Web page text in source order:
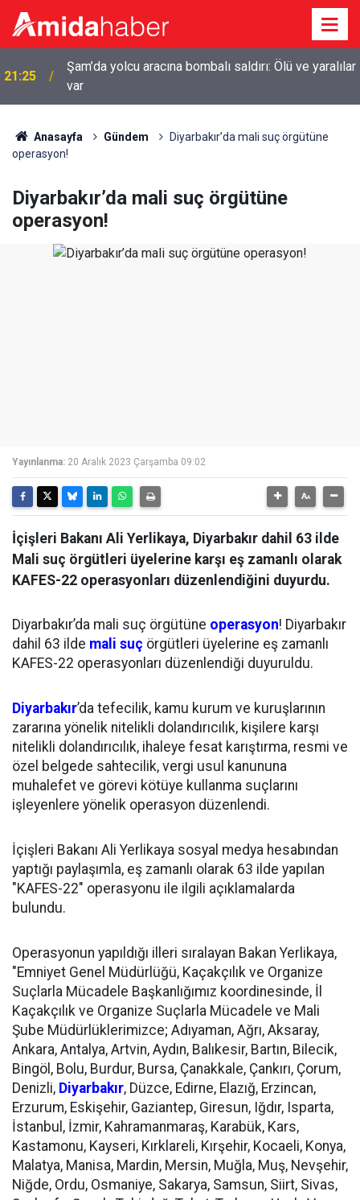
Şam’da yolcu aracına bombalı saldırı: Ölü ve yaralılar
var
20:44 Diyarbakır’da sulama kanalına giren genç boğuldu
Anasayfa Gündem
Diyarbakır’da mali suç örgütüne
operasyon!
Diyarbakır’da mali suç örgütüne
operasyon!
Yayınlanma: 20 Aralık 2023 Çarşamba 09:02
İçişleri Bakanı Ali Yerlikaya, Diyarbakır dahil 63 ilde
Mali suç örgütleri üyelerine karşı eş zamanlı olarak
KAFES-22 operasyonları düzenlendiğini duyurdu.
Diyarbakır’da mali suç örgütüne operasyon! Diyarbakır
dahil 63 ilde mali suç örgütleri üyelerine eş zamanlı
KAFES-22 operasyonları düzenlendiği duyuruldu.
Diyarbakır’da tefecilik, kamu kurum ve kuruşlarının
zararına yönelik nitelikli dolandırıcılık, kişilere karşı
nitelikli dolandırıcılık, ihaleye fesat karıştırma, resmi ve
özel belgede sahtecilik, vergi usul kanununa
muhalefet ve görevi kötüye kullanma suçlarını
işleyenlere yönelik operasyon düzenlendi.
İçişleri Bakanı Ali Yerlikaya sosyal medya hesabından
yaptığı paylaşımla, eş zamanlı olarak 63 ilde yapılan
"KAFES-22" operasyonu ile ilgili açıklamalarda
bulundu.
Operasyonun yapıldığı illeri sıralayan Bakan Yerlikaya,
"Emniyet Genel Müdürlüğü, Kaçakçılık ve Organize
Suçlarla Mücadele Başkanlığımız koordinesinde, İl
Kaçakçılık ve Organize Suçlarla Mücadele ve Mali
Şube Müdürlüklerimizce; Adıyaman, Ağrı, Aksaray,
Ankara, Antalya, Artvin, Aydın, Balıkesir, Bartın, Bilecik,
Bingöl, Bolu, Burdur, Bursa, Çanakkale, Çankırı, Çorum,
Denizli, Diyarbakır, Düzce, Edirne, Elazığ, Erzincan,
Erzurum, Eskişehir, Gaziantep, Giresun, Iğdır, Isparta,
İstanbul, İzmir, Kahramanmaraş, Karabük, Kars,
Kastamonu, Kayseri, Kırklareli, Kırşehir, Kocaeli, Konya,
Malatya, Manisa, Mardin, Mersin, Muğla, Muş, Nevşehir,
Niğde, Ordu, Osmaniye, Sakarya, Samsun, Siirt, Sivas,